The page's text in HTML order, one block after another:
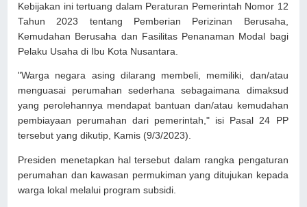
Kebijakan ini tertuang dalam Peraturan Pemerintah Nomor 12
Tahun 2023 tentang Pemberian Perizinan Berusaha,
Kemudahan Berusaha dan Fasilitas Penanaman Modal bagi
Pelaku Usaha di Ibu Kota Nusantara.
"Warga negara asing dilarang membeli, memiliki, dan/atau
menguasai perumahan sederhana sebagaimana dimaksud
yang perolehannya mendapat bantuan dan/atau kemudahan
pembiayaan perumahan dari pemerintah," isi Pasal 24 PP
tersebut yang dikutip, Kamis (9/3/2023).
Presiden menetapkan hal tersebut dalam rangka pengaturan
perumahan dan kawasan permukiman yang ditujukan kepada
warga lokal melalui program subsidi.